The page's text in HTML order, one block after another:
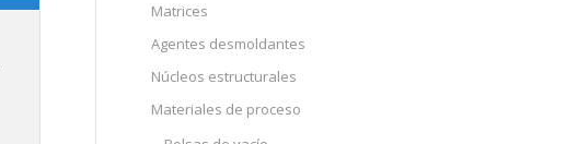
Matrices
Agentes desmoldantes
Núcleos estructurales
Materiales de proceso